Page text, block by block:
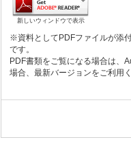
新しいウィンドウで表示
※資料としてPDFファイルが添
です。
PDF書類をご覧になる場合は、
場合、最新バージョンをご利用